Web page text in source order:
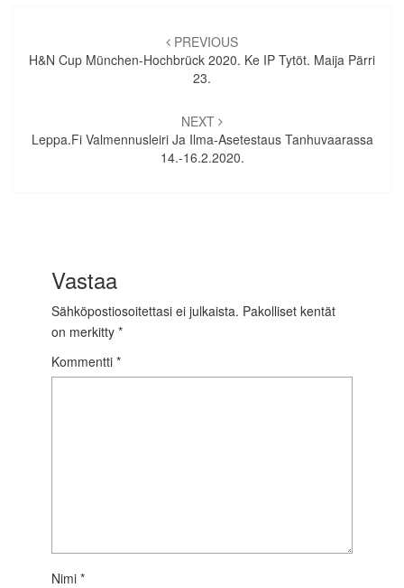
selaus
PREVIOUS
H&N Cup München-Hochbrück 2020. Ke IP Tytöt. Maija Pärri
23.
NEXT
Leppa.fi Valmennusleiri Ja Ilma-Asetestaus Tanhuvaarassa
14.-16.2.2020.
Vastaa
Sähköpostiosoitettasi ei julkaista. Pakolliset kentät
on merkitty *
Kommentti *
Nimi *